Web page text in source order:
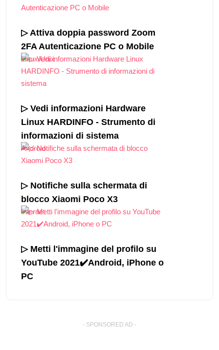
▷ Attiva doppia password Zoom
2FA Autenticazione PC o Mobile
Linux/Unix
▷ Vedi informazioni Hardware
Linux HARDINFO - Strumento di
informazioni di sistema
Android
▷ Notifiche sulla schermata di
blocco Xiaomi Poco X3
Internet
▷ Metti l'immagine del profilo su
YouTube 2021✔️Android, iPhone o
PC
- SPONSORED AD -